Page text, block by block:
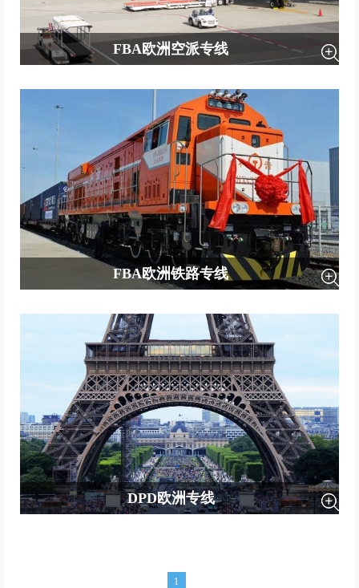
FBA欧洲空派专线
双清包税到门〗 〖航班：每周3趟航班（1/3/5）,自有固定板位。〗 〖派
送方式：1、UPS/DPD/卡车派送〗 〖时效：时效稳定5-7个工作日提取
派送〗 〖仓库服务：换包装/贴标签等〗 〖增值服务：提供报价服务,丢
件全额赔付〗 〖快速、安全、稳定！〗
FBA欧洲铁路专线
效：40个自然日左右签收（国内外海关查验除外）〗 〖仓库服务：换包
装/贴标签等〗 〖增值服务：提供报价服务,丢件全额赔付〗 〖安全、稳
定、可靠！〗
DPD欧洲专线
1